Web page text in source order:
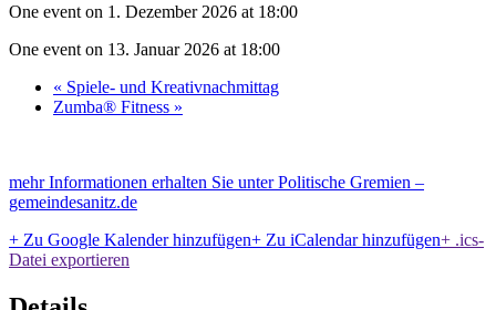
One event on 1. Dezember 2026 at 18:00
One event on 13. Januar 2026 at 18:00
« Spiele- und Kreativnachmittag
Zumba® Fitness »
mehr Informationen erhalten Sie unter Politische Gremien –
gemeindesanitz.de
+ Zu Google Kalender hinzufügen+ Zu iCalendar hinzufügen+ .ics-
Datei exportieren